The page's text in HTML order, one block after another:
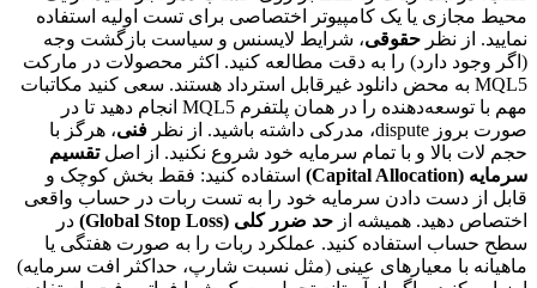
محیط مجازی یا یک کامپیوتر اختصاصی برای تست اولیه استفاده
نمایید. از نظر حقوقی، شرایط لایسنس و سیاست بازگشت وجه
(اگر وجود دارد) را به دقت مطالعه کنید. اکثر محصولات در مارکت
MQL5 به محض دانلود غیرقابل استرداد هستند. سعی کنید مکاتبات
مهم با توسعه‌دهنده را در همان پلتفرم MQL5 انجام دهید تا در
صورت بروز dispute، مدرکی داشته باشید. از نظر
فنی، هرگز با
حجم لات بالا و با تمام سرمایه خود شروع نکنید. از اصلتقسیم
سرمایه (Capital Allocation)
استفاده کنید: فقط بخش کوچک و
قابل از دست دادن سرمایه خود را به تست ربات در حساب واقعی
اختصاص دهید. همیشه از حد ضرر کلی (Global Stop Loss)
در
سطح حساب استفاده کنید. عملکرد ربات را به صورت هفتگی یا
ماهیانه با معیارهای عینی (مثل نسبت شارپ، حداکثر افت سرمایه)